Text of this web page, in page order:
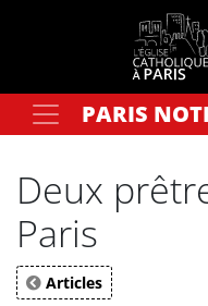
Votre recherche
PARIS
Deux
Paris
Articles
Panneau de gestion des